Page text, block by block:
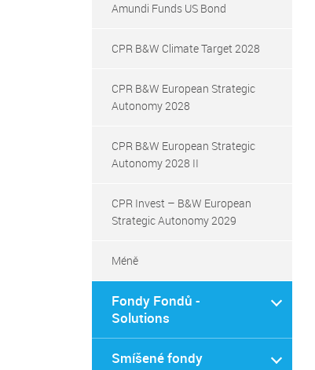
Amundi Funds US Bond
CPR B&W Climate Target 2028
CPR B&W European Strategic
Autonomy 2028
CPR B&W European Strategic
Autonomy 2028 II
CPR Invest – B&W European
Strategic Autonomy 2029
Méně
Fondy Fondů -
Solutions
Smíšené fondy